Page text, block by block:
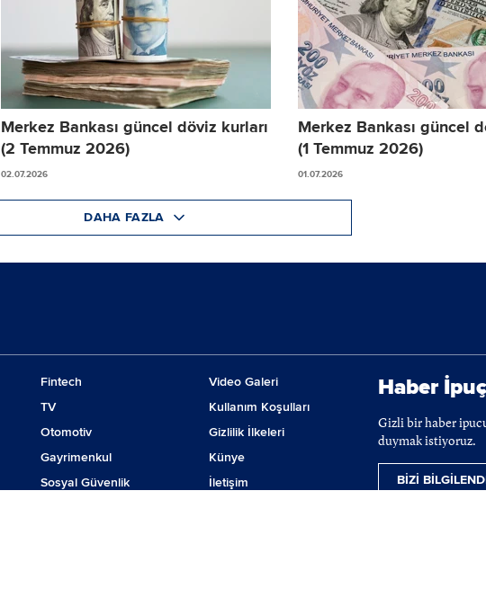
Merkez Bankası güncel döviz kurları
(2 Temmuz 2026)
02.07.2026
Merkez Bankası güncel
(1 Temmuz 2026)
01.07.2026
DAHA FAZLA
Fintech
TV
Otomotiv
Gayrimenkul
Sosyal Güvenlik
Video Galeri
Kullanım Koşulları
Gizlilik İlkeleri
Künye
İletişim
Haber
Gizli bir haber
duymak istiyoruz.
BİZİ